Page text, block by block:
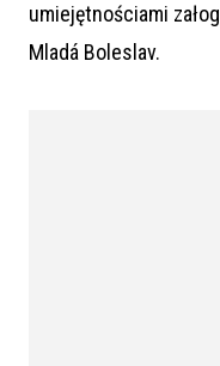
umiejętnościami
Mladá Boleslav.